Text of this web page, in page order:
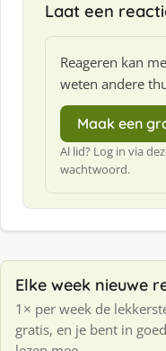
Laat een
Reageren kan
weten andere
Maak een
Al lid? Log in via
wachtwoord.
Elke week nieuwe
1× per week de
gratis, en je bent in